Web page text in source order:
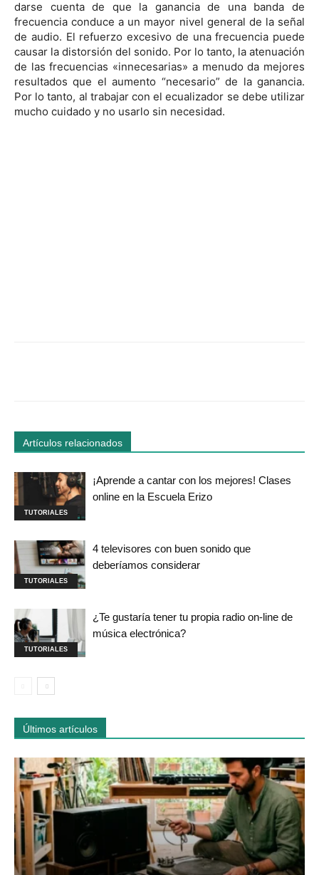
darse cuenta de que la ganancia de una banda de
frecuencia conduce a un mayor nivel general de la señal
de audio. El refuerzo excesivo de una frecuencia puede
causar la distorsión del sonido. Por lo tanto, la atenuación
de las frecuencias «innecesarias» a menudo da mejores
resultados que el aumento “necesario” de la ganancia.
Por lo tanto, al trabajar con el ecualizador se debe utilizar
mucho cuidado y no usarlo sin necesidad.
Artículos relacionados
TUTORIALES
¡Aprende a cantar con los mejores! Clases
online en la Escuela Erizo
TUTORIALES
4 televisores con buen sonido que
deberíamos considerar
TUTORIALES
¿Te gustaría tener tu propia radio on-line de
música electrónica?
Últimos artículos